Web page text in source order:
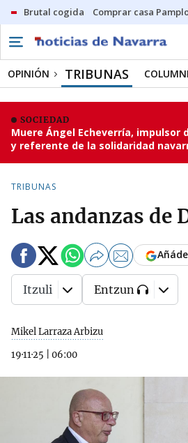
Brutal cogida Comprar casa
OPINIÓN TRIBUNAS
SOCIEDAD
Muere Ángel Echeverría, impulsor
y referente de la solidaridad
TRIBUNAS
Las andanzas de
Mikel Larraza Arbizu
19·11·25
06:00
Itzuli Entzun